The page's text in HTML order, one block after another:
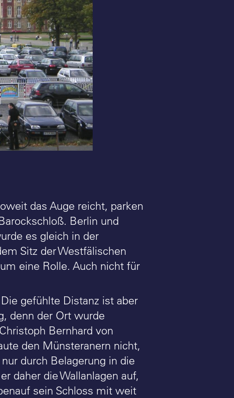
das Auge reicht, parken
Berlin und
es gleich in der
Sitz der Westfälischen
eine Rolle. Auch nicht für
gefühlte Distanz ist aber
denn der Ort wurde
Bernhard von
den Münsteranern nicht,
durch Belagerung in die
daher die Wallanlagen auf,
sein Schloss mit weit